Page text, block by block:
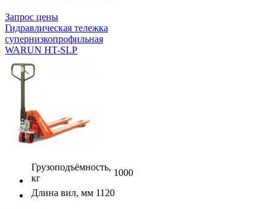
Запрос цены
Гидравлическая тележка
супернизкопрофильная
WARUN HT-SLP
Грузоподъёмность,
кг
1000
Длина вил, мм 1120